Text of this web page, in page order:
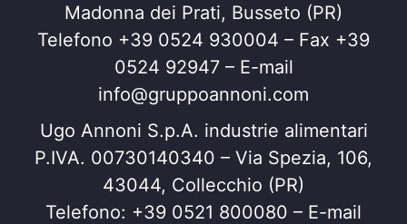
Madonna dei Prati, Busseto (PR)
Telefono +39 0524 930004 – Fax +39
0524 92947 – E-mail
info@gruppoannoni.com
Ugo Annoni S.p.A. industrie alimentari
P.IVA. 00730140340 – Via Spezia, 106,
43044, Collecchio (PR)
Telefono: +39 0521 800080 – E-mail